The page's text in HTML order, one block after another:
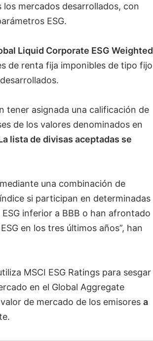
mercados desarrollados, con
ESG.
Liquid Corporate ESG Weighted
de renta fija imponibles de tipo fijo
tener asignada una calificación de
de los valores denominados en
lista de divisas aceptadas se
una combinación de
si participan en determinadas
inferior a BBB o han afrontado
en los tres últimos años”, han
MSCI ESG Ratings para sesgar
en el Global Aggregate
de mercado de los emisores a